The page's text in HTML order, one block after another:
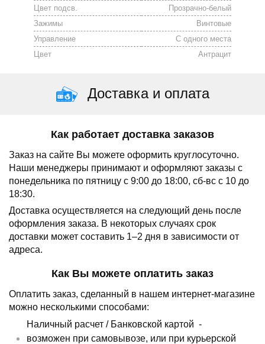
Цвет подсв.
Прозрачно-белый
Зажимы
Винтовые
Управление
С одного места
Цвет
Антрацит
Доставка и оплата
Как работает доставка заказов
Заказ на сайте Вы можете оформить круглосуточно.
Наши менеджеры принимают и оформляют заказы с
понедельника по пятницу с 9:00 до 18:00, сб-вс с 10 до
18:30.
Доставка осуществляется на следующий день после
оформления заказа. В некоторых случаях срок
доставки может составить 1–2 дня в зависимости от
адреса.
Как Вы можете оплатить заказ
Оплатить заказ, сделанный в нашем интернет-магазине
можно несколькими способами:
Наличный расчет / Банковской картой -
возможен при самовывозе, или при курьерской